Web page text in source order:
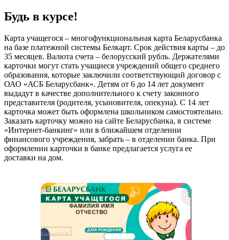
Будь в курсе!
Карта учащегося – многофункциональная карта Беларусбанка
на базе платежной системы Белкарт. Срок действия карты – до
35 месяцев. Валюта счета – белорусский рубль. Держателями
карточки могут стать учащиеся учреждений общего среднего
образования, которые заключили соответствующий договор с
ОАО «АСБ Беларусбанк». Детям от 6 до 14 лет документ
выдадут в качестве дополнительного к счету законного
представителя (родителя, усыновителя, опекуна). С 14 лет
карточка может быть оформлена школьником самостоятельно.
Заказать карточку можно на сайте Беларусбанка, в системе
«Интернет-банкинг» или в ближайшем отделении
финансового учреждения, забрать – в отделении банка. При
оформлении карточки в банке предлагается услуга ее
доставки на дом.